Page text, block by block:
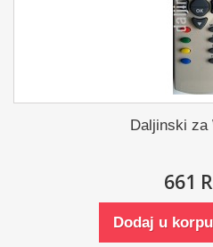
Daljinski za
661
Dodaj u korpu